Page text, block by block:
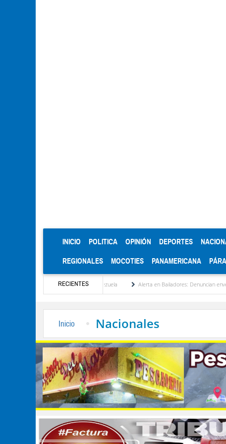
INICIO (CURRENT)
POLITICA OPINIÓN DEPORTES
REGIONALES MOCOTIES PANAMERICANA
RECIENTES
de Venezuela Alerta en Bailadores: Denuncian envenenamiento de siete
Inicio Nacionales